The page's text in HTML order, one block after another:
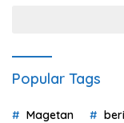
Popular Tags
Magetan